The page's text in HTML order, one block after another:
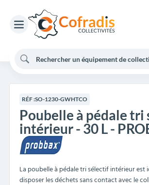
RÉF :SO-1230-GWHTCO
Poubelle à pédale tri
intérieur - 30 L -
La poubelle à pédale tri sélectif intérieur est
disposer les déchets sans contact avec le